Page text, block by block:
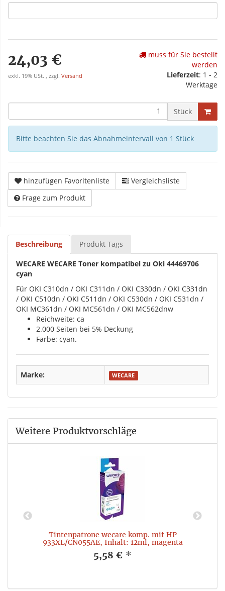
24,03 €
exkl. 19% USt. , zzgl. Versand
muss für Sie bestellt
werden
Lieferzeit: 1 - 2
Werktage
Stück
Bitte beachten Sie das Abnahmeintervall von 1 Stück
hinzufügen Favoritenliste
Vergleichsliste
Frage zum Produkt
Beschreibung Produkt Tags
WECARE WECARE Toner kompatibel zu Oki 44469706
cyan
Für OKI C310dn / OKI C311dn / OKI C330dn / OKI C331dn
/ OKI C510dn / OKI C511dn / OKI C530dn / OKI C531dn /
OKI MC361dn / OKI MC561dn / OKI MC562dnw
Reichweite: ca
2.000 Seiten bei 5% Deckung
Farbe: cyan.
Marke: WECARE
Weitere Produktvorschläge
Tintenpatrone wecare komp. mit HP
933XL/CN055AE, Inhalt: 12ml, magenta
5,58 € *